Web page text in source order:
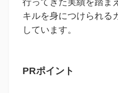
キルを身につけられる
しています。
PRポイント